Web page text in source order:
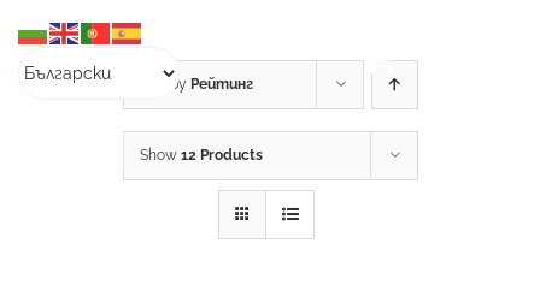
content
Sort by Рейтинг
Show 12 Products